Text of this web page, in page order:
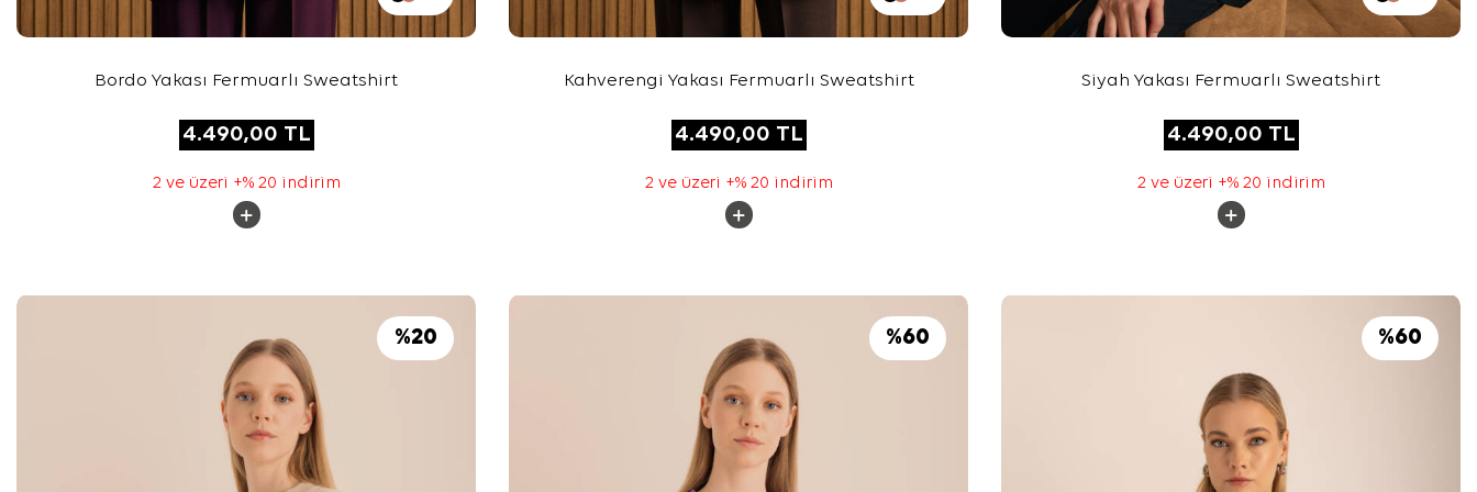
Bordo Yakası Fermuarlı Sweatshirt
4.490,00 TL
2 ve üzeri +% 20 indirim
Kahverengi Yakası Fermuarlı Sweatshirt
4.490,00 TL
2 ve üzeri +% 20 indirim
Siyah Yakası Fermuarlı Sweatshirt
4.490,00 TL
2 ve üzeri +% 20 indirim
%20 %60 %60